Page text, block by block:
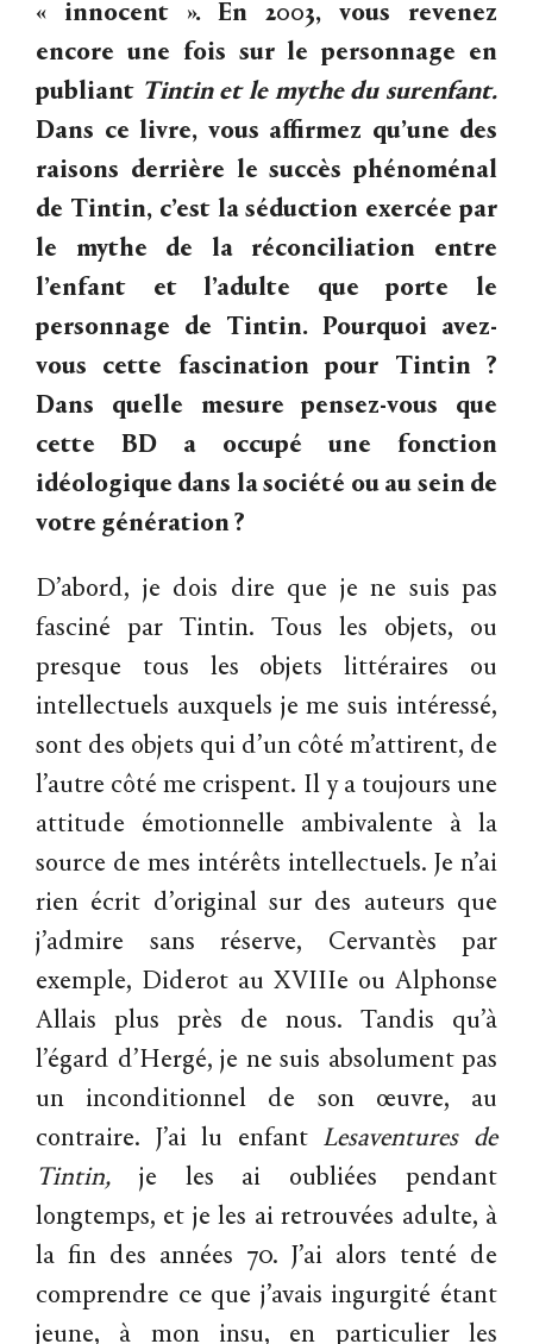
« innocent ». En 2003, vous revenez
encore une fois sur le personnage en
publiant Tintin et le mythe du surenfant.
Dans ce livre, vous affirmez qu’une des
raisons derrière le succès phénoménal
de Tintin, c’est la séduction exercée par
le mythe de la réconciliation entre
l’enfant et l’adulte que porte le
personnage de Tintin. Pourquoi avez-
vous cette fascination pour Tintin ?
Dans quelle mesure pensez-vous que
cette BD a occupé une fonction
idéologique dans la société ou au sein de
votre génération ?
D’abord, je dois dire que je ne suis pas
fasciné par Tintin. Tous les objets, ou
presque tous les objets littéraires ou
intellectuels auxquels je me suis intéressé,
sont des objets qui d’un côté m’attirent, de
l’autre côté me crispent. Il y a toujours une
attitude émotionnelle ambivalente à la
source de mes intérêts intellectuels. Je n’ai
rien écrit d’original sur des auteurs que
j’admire sans réserve, Cervantès par
exemple, Diderot au XVIIIe ou Alphonse
Allais plus près de nous. Tandis qu’à
l’égard d’Hergé, je ne suis absolument pas
un inconditionnel de son œuvre, au
contraire. J’ai lu enfant Lesaventures
de
Tintin, je les ai oubliées pendant
longtemps, et je les ai retrouvées adulte, à
la fin des années 70. J’ai alors tenté de
comprendre ce que j’avais ingurgité étant
jeune, à mon insu, en particulier les